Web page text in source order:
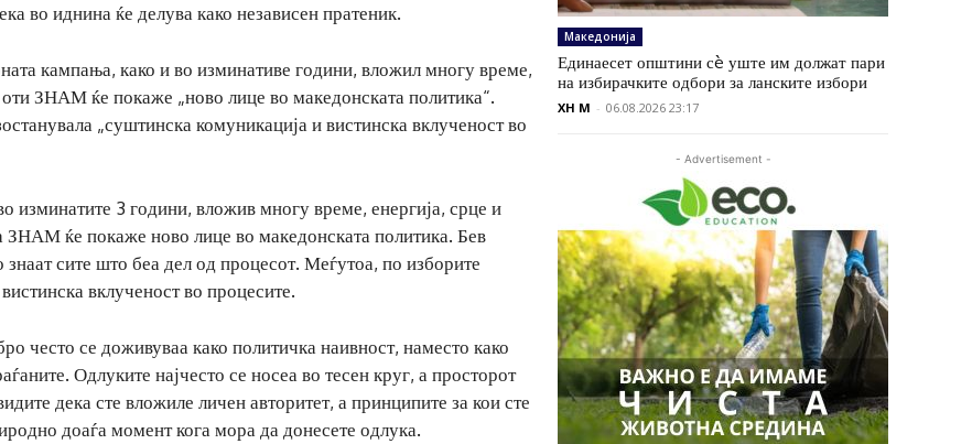
во иднина ќе делува како независен пратеник.
кампања, како и во изминативе години, вложил многу време,
ЗНАМ ќе покаже „ново лице во македонската политика“.
„суштинска комуникација и вистинска вклученост во
изминатите 3 години, вложив многу време, енергија, срце и
ЗНАМ ќе покаже ново лице во македонската политика. Бев
сите што беа дел од процесот. Меѓутоа, по изборите
вклученост во процесите.
често се доживуваа како политичка наивност, наместо како
Одлуките најчесто се носеа во тесен круг, а просторот
дека сте вложиле личен авторитет, а принципите за кои сте
доаѓа момент кога мора да донесете одлука.
Македонија
Единаесет општини сè уште им должат пари
на избирачките одбори за ланските избори
XH M - 06.08.2026 23:17
- Advertisement -